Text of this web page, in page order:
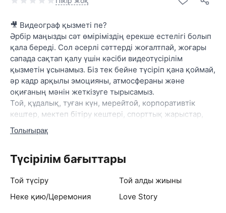
🎥 Видеограф қызметі пе?
Әрбір маңызды сәт өміріміздің ерекше естелігі болып
қала береді. Сол әсерлі сәттерді жоғалтпай, жоғары
сапада сақтап қалу үшін кәсіби видеотүсірілім
қызметін ұсынамыз. Біз тек бейне түсіріп қана қоймай,
әр кадр арқылы эмоцияны, атмосфераны және
оқиғаның мәнін жеткізуге тырысамыз.
Той, құдалық, туған күн, мерейтой, корпоративтік
кештер, мектеп бітіру кештері, спорттық жарыстар,
концерттер, жарнамалық роликтер, жеке және
коммерциялық жобалар – кез келген форматтағы
Біздің қызметтеріміз:
✅ Аэротүсірілім (дрон арқылы);
✅ Заманауи және стильді монтаж;
✅ Түстерді кәсіби өңдеу;
Толығырақ
Түсірілім бағыттары
Той түсіру
Той алды жиыны
Неке қию/Церемония
Love Story